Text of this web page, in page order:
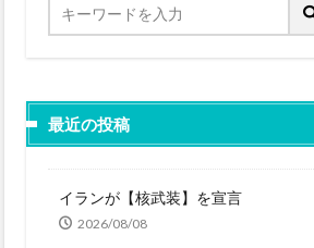
最近の投稿
イランが【核武装】を宣言
2026/08/08